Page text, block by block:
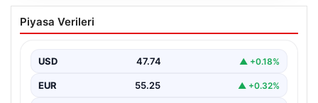
Holding patronuna bahis suçlaması.
Tüm malvarlığına el konuldu
Piyasa Verileri
USD 47.74 ▲ +0.18%
EUR 55.25 ▲ +0.32%